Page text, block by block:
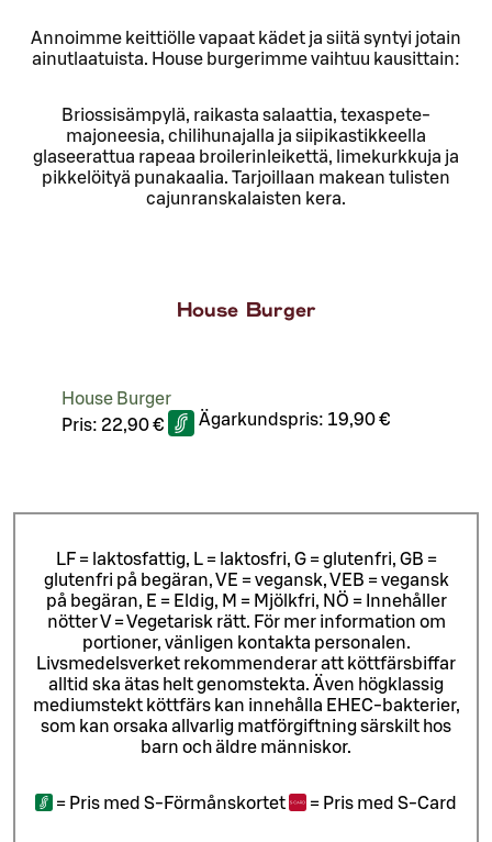
Annoimme keittiölle vapaat kädet ja siitä syntyi jotain
ainutlaatuista. House burgerimme vaihtuu kausittain:
Briossisämpylä, raikasta salaattia, texaspete-
majoneesia, chilihunajalla ja siipikastikkeella
glaseerattua rapeaa broilerinleikettä, limekurkkuja ja
pikkelöityä punakaalia. Tarjoillaan makean tulisten
cajunranskalaisten kera.
House Burger
House Burger
Pris: 22,90 € Ägarkundspris: 19,90 €
LF = laktosfattig, L = laktosfri, G = glutenfri, GB =
glutenfri på begäran, VE = vegansk, VEB = vegansk
på begäran, E = Eldig, M = Mjölkfri, NÖ = Innehåller
nötter V = Vegetarisk rätt. För mer information om
portioner, vänligen kontakta personalen.
Livsmedelsverket rekommenderar att köttfärsbiffar
alltid ska ätas helt genomstekta. Även högklassig
mediumstekt köttfärs kan innehålla EHEC-bakterier,
som kan orsaka allvarlig matförgiftning särskilt hos
barn och äldre människor.
= Pris med S-Förmånskortet = Pris med S-Card